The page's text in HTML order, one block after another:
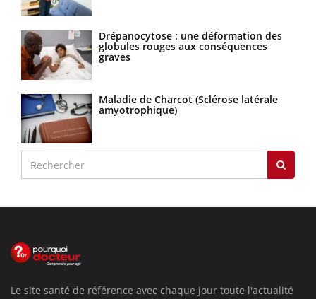
Drépanocytose : une déformation des
globules rouges aux conséquences
graves
Maladie de Charcot (Sclérose latérale
amyotrophique)
Le site santé de référence avec chaque jour toute l'actualité